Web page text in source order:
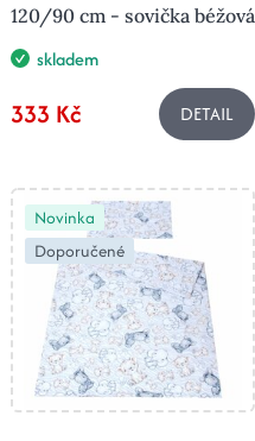
120/90 cm - sovička béžová
skladem
333 Kč DETAIL
Novinka
Doporučené